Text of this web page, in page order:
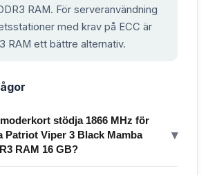
RAM. För serveranvändning
med krav på ECC är
RAM ett bättre alternativ.
stödja 1866 MHz för
Patriot Viper 3 Black Mamba
RAM 16 GB?
▾